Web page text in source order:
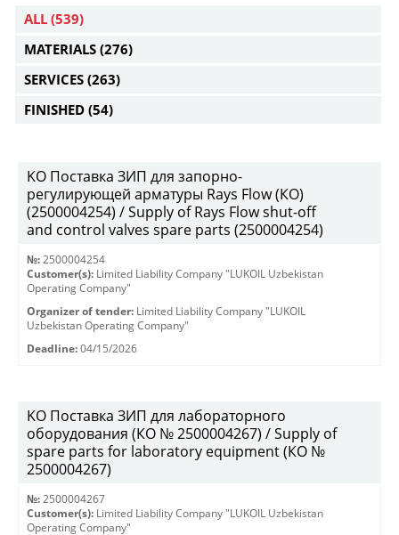
ALL (539)
MATERIALS (276)
SERVICES (263)
FINISHED (54)
KO Поставка ЗИП для запорно-
регулирующей арматуры Rays Flow (КО)
(2500004254) / Supply of Rays Flow shut-off
and control valves spare parts (2500004254)
№: 2500004254
Customer(s): Limited Liability Company "LUKOIL Uzbekistan
Operating Company"
Organizer of tender: Limited Liability Company "LUKOIL
Uzbekistan Operating Company"
Deadline: 04/15/2026
KO Поставка ЗИП для лабораторного
оборудования (КО № 2500004267) / Supply of
spare parts for laboratory equipment (КО №
2500004267)
№: 2500004267
Customer(s): Limited Liability Company "LUKOIL Uzbekistan
Operating Company"